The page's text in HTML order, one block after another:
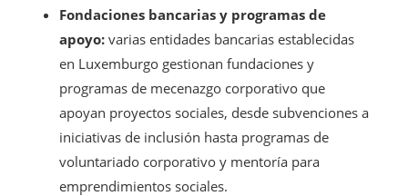
Fondaciones bancarias y programas de
apoyo: varias entidades bancarias establecidas
en Luxemburgo gestionan fundaciones y
programas de mecenazgo corporativo que
apoyan proyectos sociales, desde subvenciones a
iniciativas de inclusión hasta programas de
voluntariado corporativo y mentoría para
emprendimientos sociales.